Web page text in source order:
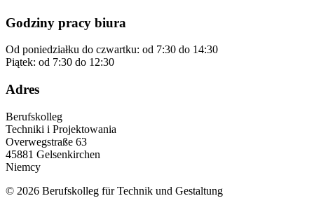
Godziny pracy biura
Od poniedziałku do czwartku: od 7:30 do 14:30
Piątek: od 7:30 do 12:30
Adres
Berufskolleg
Techniki i Projektowania
Overwegstraße 63
45881 Gelsenkirchen
Niemcy
© 2026 Berufskolleg für Technik und Gestaltung